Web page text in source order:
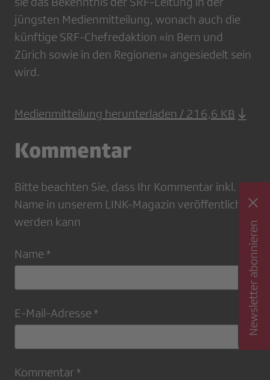
jüngsten Medienmitteilung, wonach auch die
künftige SRF-Chefredaktion «in Bern und
Zürich sowie in den Regionen» angesiedelt sein
wird.
Medienmitteilung herunterladen / 216,6 KB
Kommentar
Bitte beachten Sie, dass Ihr Kommentar inkl.
Name in unserem LINK-Magazin veröffentlicht
werden kann
Name *
E-Mail-Adresse *
Kommentar *
Newsletter abonnieren